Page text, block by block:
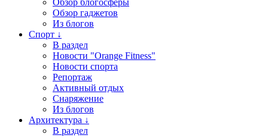
Обзор блогосферы
Обзор гаджетов
Из блогов
Спорт ↓
В раздел
Новости "Orange Fitness"
Новости спорта
Репортаж
Активный отдых
Снаряжение
Из блогов
Архитектура ↓
В раздел